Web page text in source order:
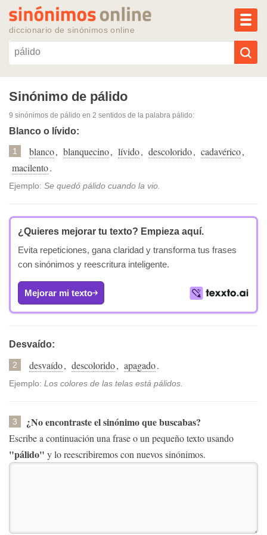
diccionario de sinónimos online
Reescribir texto con IA
Sinónimos populares
Temas populares
Temas recientes
Sinónimo de pálido
9 sinónimos de pálido en 2 sentidos de la palabra pálido:
Blanco o lívido:
1 blanco, blanquecino, lívido, descolorido, cadavérico,
macilento.
Ejemplo: Se quedó pálido cuando la vio.
¿Quieres mejorar tu texto? Empieza aquí.
Evita repeticiones, gana claridad y transforma tus frases
con sinónimos y reescritura inteligente.
Mejorar mi texto
Desvaído:
2 desvaído, descolorido, apagado.
Ejemplo: Los colores de las telas está pálidos.
3 ¿No encontraste el sinónimo que buscabas?
Escribe a continuación una frase o un pequeño texto usando
"pálido" y lo reescribiremos con nuevos sinónimos.